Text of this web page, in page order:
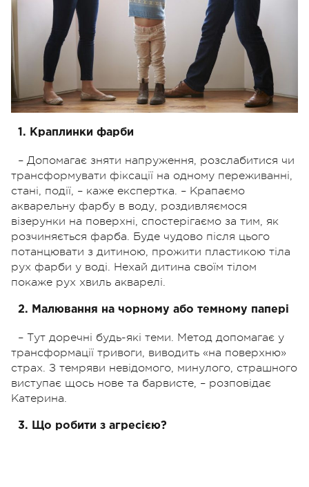
1. Краплинки фарби
– Допомагає зняти напруження, розслабитися чи
трансформувати фіксації на одному переживанні,
стані, події, – каже експертка. – Крапаємо
акварельну фарбу в воду, роздивляємося
візерунки на поверхні, спостерігаємо за тим, як
розчиняється фарба. Буде чудово після цього
потанцювати з дитиною, прожити пластикою тіла
рух фарби у воді. Нехай дитина своїм тілом
покаже рух хвиль акварелі.
2. Малювання на чорному або темному папері
– Тут доречні будь-які теми. Метод допомагає у
трансформації тривоги, виводить «на поверхню»
страх. З темряви невідомого, минулого, страшного
виступає щось нове та барвисте, – розповідає
Катерина.
3. Що робити з агресією?